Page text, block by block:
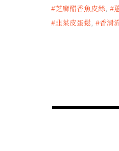
芝麻醋香魚皮絲,
韭菜皮蛋鬆, 香滑